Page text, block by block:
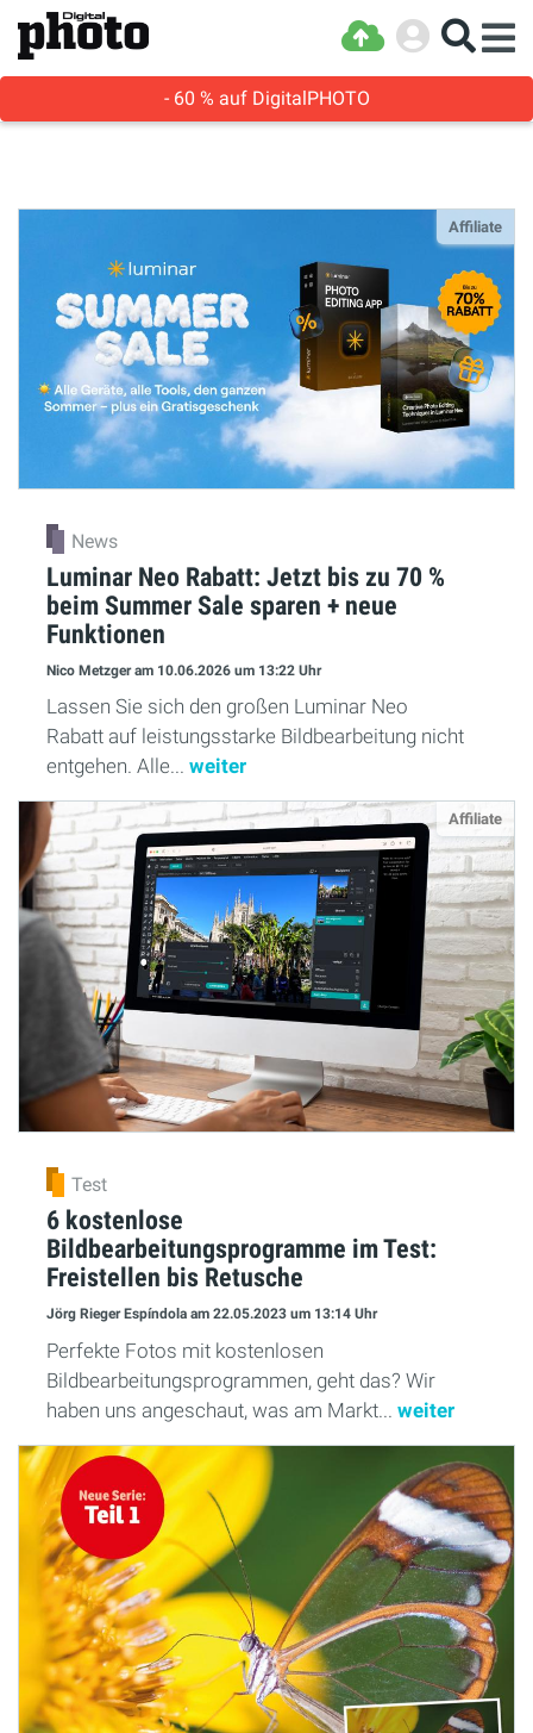
- 60 % auf DigitalPHOTO
Affiliate
News
Luminar Neo Rabatt: Jetzt bis zu 70 %
beim Summer Sale sparen + neue
Funktionen
Nico Metzgeram 10.06.2026 um 13:22 Uhr
Lassen Sie sich den großen Luminar Neo
Rabatt auf leistungsstarke Bildbearbeitung nicht
entgehen. Alle... weiter
Affiliate
Test
6 kostenlose
Bildbearbeitungsprogramme im Test:
Freistellen bis Retusche
Jörg Rieger Espíndola am 22.05.2023 um 13:14 Uhr
Perfekte Fotos mit kostenlosen
Bildbearbeitungsprogrammen, geht das? Wir
haben uns angeschaut, was am Markt... weiter